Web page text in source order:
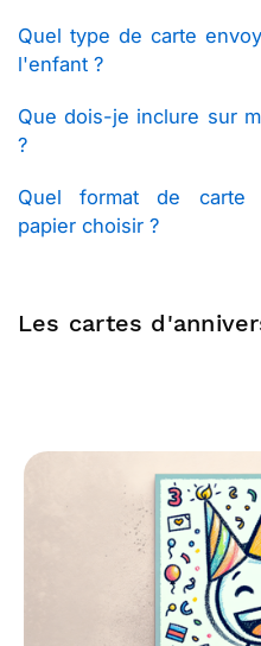
Quel type de carte
l'enfant ?
Que dois-je inclure sur
?
Quel format de carte
papier choisir ?
Les cartes